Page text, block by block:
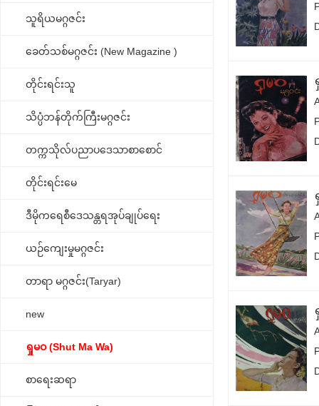
သူရိယမဂ္ဂဇင်း
ခေတ်သစ်မဂ္ဂဇင်း (New Magazine )
တိုင်းရင်းသူ
သိပ္ပံဘန်တိုက်ကြီးမဂ္ဂဇင်း
တက္ကသိုလ်ပညာပဒေသာစာစောင်
တိုင်းရင်းမေ
ဒီမိုကရေစီဒေသန္တရအုပ်ချုပ်ရေး
ယဉ်ကျေးမှုမဂ္ဂဇင်း
တာရာ မဂ္ဂဇင်း(Taryar)
new
ရှုမဝ (Shut Ma Wa)
စာရေးဆရာ